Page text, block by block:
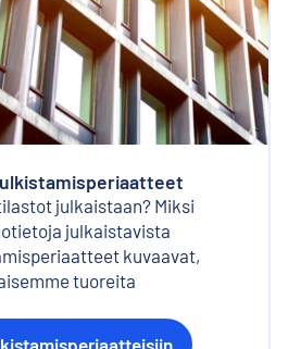
julkaistaan? Miksi
julkaistavista
kuvaavat,
tuoreita